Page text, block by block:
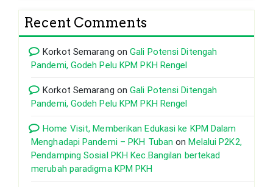
Recent Comments
Korkot Semarang onGali Potensi Ditengah
Pandemi, Godeh Pelu KPM PKH Rengel
Korkot Semarang onGali Potensi Ditengah
Pandemi, Godeh Pelu KPM PKH Rengel
Home Visit, Memberikan Edukasi ke KPM Dalam
Menghadapi Pandemi – PKH Tuban onMelalui P2K2,
Pendamping Sosial PKH Kec.Bangilan bertekad
merubah paradigma KPM PKH